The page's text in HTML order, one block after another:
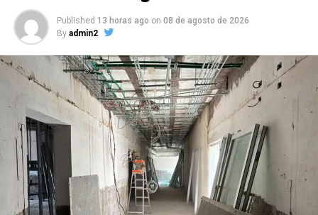
Published 13 horas ago on 08 de agosto de 2026
By admin2